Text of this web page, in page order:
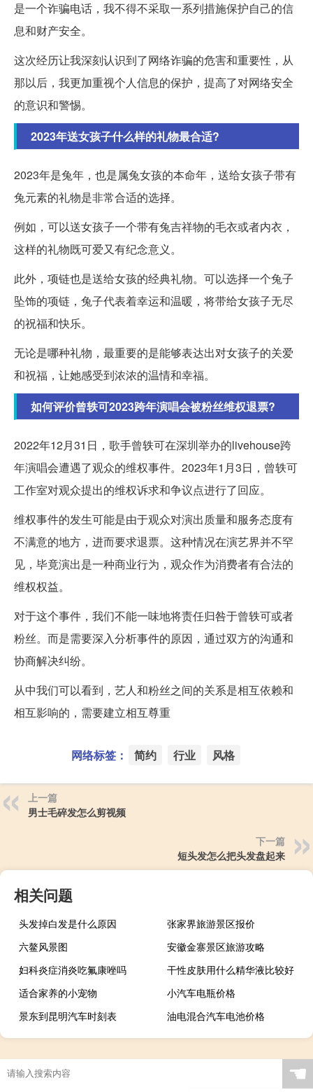
是一个诈骗电话，我不得不采取一系列措施保护自己的信
息和财产安全。
这次经历让我深刻认识到了网络诈骗的危害和重要性，从
那以后，我更加重视个人信息的保护，提高了对网络安全
的意识和警惕。
2023年送女孩子什么样的礼物最合适?
2023年是兔年，也是属兔女孩的本命年，送给女孩子带有
兔元素的礼物是非常合适的选择。
例如，可以送女孩子一个带有兔吉祥物的毛衣或者内衣，
这样的礼物既可爱又有纪念意义。
此外，项链也是送给女孩的经典礼物。可以选择一个兔子
坠饰的项链，兔子代表着幸运和温暖，将带给女孩子无尽
的祝福和快乐。
无论是哪种礼物，最重要的是能够表达出对女孩子的关爱
和祝福，让她感受到浓浓的温情和幸福。
如何评价曾轶可2023跨年演唱会被粉丝维权退票?
2022年12月31日，歌手曾轶可在深圳举办的livehouse跨
年演唱会遭遇了观众的维权事件。2023年1月3日，曾轶可
工作室对观众提出的维权诉求和争议点进行了回应。
维权事件的发生可能是由于观众对演出质量和服务态度有
不满意的地方，进而要求退票。这种情况在演艺界并不罕
见，毕竟演出是一种商业行为，观众作为消费者有合法的
维权权益。
对于这个事件，我们不能一味地将责任归咎于曾轶可或者
粉丝。而是需要深入分析事件的原因，通过双方的沟通和
协商解决纠纷。
从中我们可以看到，艺人和粉丝之间的关系是相互依赖和
相互影响的，需要建立相互尊重
网络标签： 简约 行业 风格
上一篇
男士毛碎发怎么剪视频
下一篇
短头发怎么把头发盘起来
相关问题
头发掉白发是什么原因
张家界旅游景区报价
六鳌风景图
安徽金寨景区旅游攻略
妇科炎症消炎吃氟康唑吗
干性皮肤用什么精华液比较好
适合家养的小宠物
小汽车电瓶价格
景东到昆明汽车时刻表
油电混合汽车电池价格
☚